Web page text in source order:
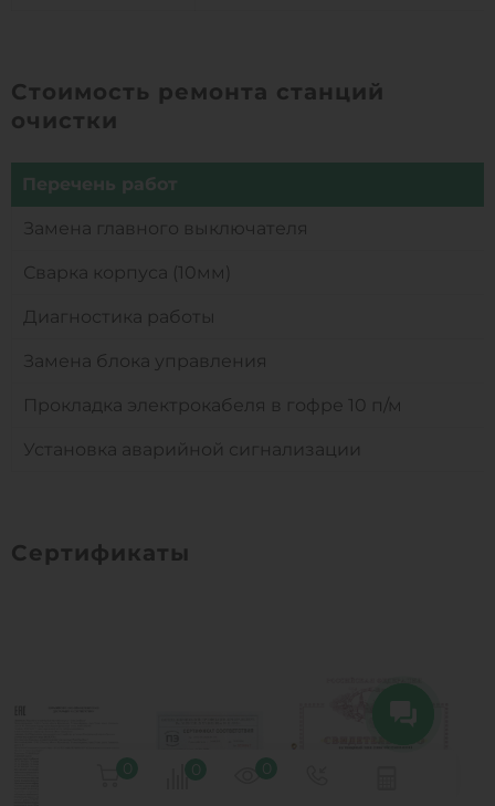
Стоимость ремонта станций
очистки
Перечень работ
Замена главного выключателя
Сварка корпуса (10мм)
Диагностика работы
Замена блока управления
Прокладка электрокабеля в гофре 10 п/м
Установка аварийной сигнализации
Сертификаты
0 0 0